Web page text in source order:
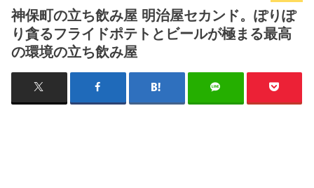
神保町の立ち飲み屋 明治屋セカンド。ぽりぽ
り貪るフライドポテトとビールが極まる最高
の環境の立ち飲み屋